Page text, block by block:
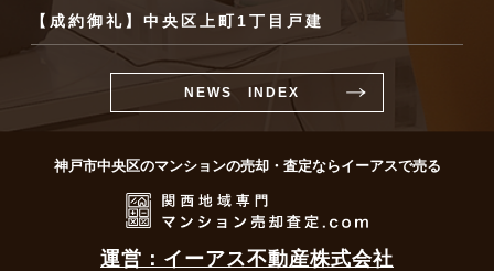
【成約御礼】中央区上町1丁目戸建
NEWS INDEX
神戸市中央区のマンションの売却・査定ならイーアスで売る
運営：イーアス不動産株式会社